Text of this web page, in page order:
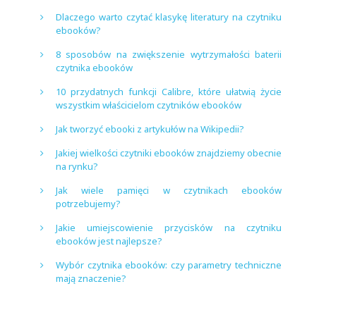
Dlaczego warto czytać klasykę literatury na czytniku
ebooków?
8 sposobów na zwiększenie wytrzymałości baterii
czytnika ebooków
10 przydatnych funkcji Calibre, które ułatwią życie
wszystkim właścicielom czytników ebooków
Jak tworzyć ebooki z artykułów na Wikipedii?
Jakiej wielkości czytniki ebooków znajdziemy obecnie
na rynku?
Jak wiele pamięci w czytnikach ebooków
potrzebujemy?
Jakie umiejscowienie przycisków na czytniku
ebooków jest najlepsze?
Wybór czytnika ebooków: czy parametry techniczne
mają znaczenie?